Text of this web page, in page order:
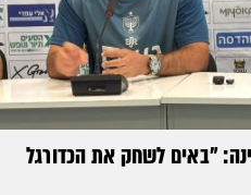
״באים לשחק את הכדורגל